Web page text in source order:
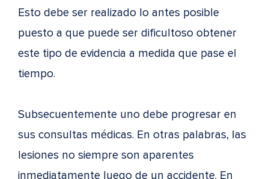
Esto debe ser realizado lo antes posible
puesto a que puede ser dificultoso obtener
este tipo de evidencia a medida que pase el
tiempo.
Subsecuentemente uno debe progresar en
sus consultas médicas. En otras palabras, las
lesiones no siempre son aparentes
inmediatamente luego de un accidente. En